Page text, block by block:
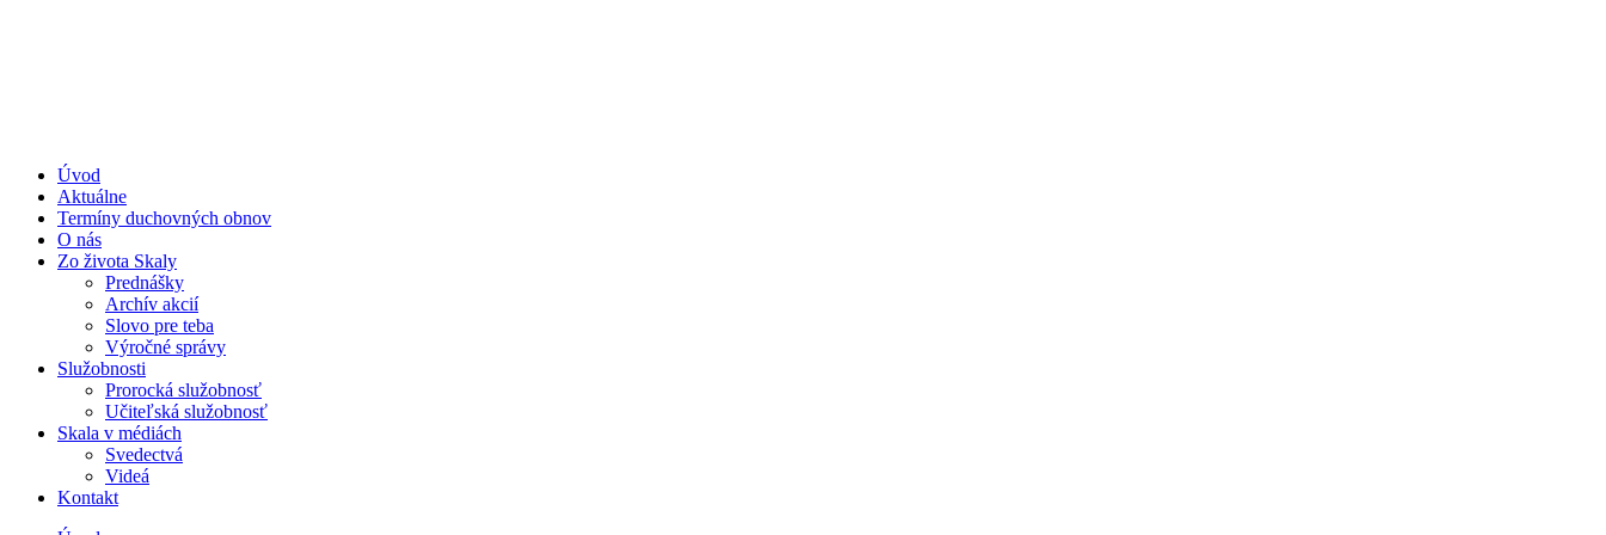
Úvod
Aktuálne
Termíny duchovných obnov
O nás
Zo života Skaly
Prednášky
Archív akcií
Slovo pre teba
Výročné správy
Služobnosti
Prorocká služobnosť
Učiteľská služobnosť
Skala v médiách
Svedectvá
Videá
Kontakt